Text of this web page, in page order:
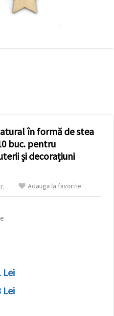
în formă de stea
buc. pentru
și decorațiuni
Adauga la favorite
Lei
Lei